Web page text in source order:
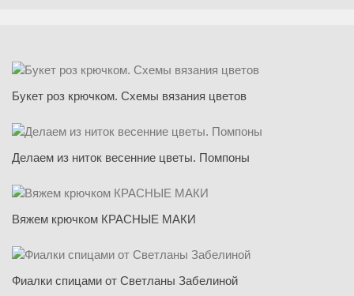
Букет роз крючком. Схемы вязания цветов
Делаем из ниток весенние цветы. Помпоны
Вяжем крючком КРАСНЫЕ МАКИ
Фиалки спицами от Светланы Забелиной